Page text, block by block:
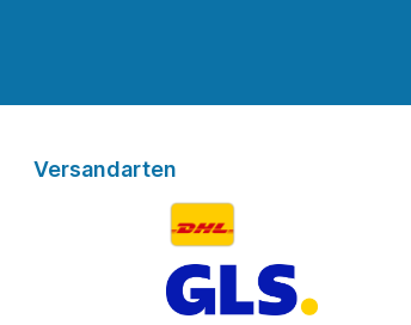
Versandarten